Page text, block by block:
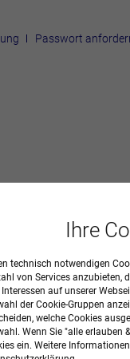
Passwort
Ihre
technisch notwendigen
von Services anzubieten,
Interessen auf unserer
der Cookie-Gruppen
welche Cookies
Wenn Sie "alle erlauben
ein. Weitere